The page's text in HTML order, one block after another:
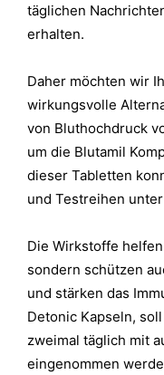
täglichen
erhalten.
Daher möchten wir
wirkungsvolle
von Bluthochdruck
um die Blutamil
dieser Tabletten
und Testreihen
Die Wirkstoffe
sondern schützen
und stärken das
Detonic Kapseln,
zweimal täglich mit
eingenommen